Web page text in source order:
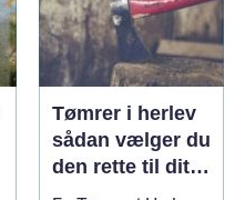
Tømrer i herlev
sådan vælger du
den rette til dit
projekt